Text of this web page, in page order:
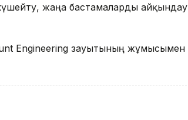
жаңа бастамаларды айқындау
Engineering зауытының жұмысымен